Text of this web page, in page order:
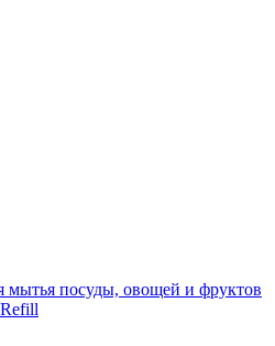
мытья посуды, овощей и фруктов